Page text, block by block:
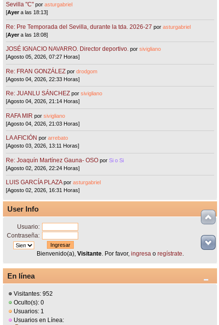
Sevilla "C"porasturgabriel
[Ayera las 18:13]
Re: Pre Temporada del Sevilla, durante la tda. 2026-27 porasturgabriel
[Ayera las 18:08]
JOSÉ IGNACIO NAVARRO. Director deportivo. porsivigliano
[Agosto 05, 2026, 07:27 Horas]
Re: FRAN GONZÁLEZ pordrodgom
[Agosto 04, 2026, 22:33 Horas]
Re: JUANLU SÁNCHEZ porsivigliano
[Agosto 04, 2026, 21:14 Horas]
RAFA MIR porsivigliano
[Agosto 04, 2026, 21:03 Horas]
LA AFICIÓN porarrebato
[Agosto 03, 2026, 13:11 Horas]
Re: Joaquín Martínez Gauna- OSO porSi o Si
[Agosto 02, 2026, 22:24 Horas]
LUIS GARCÍA PLAZA porasturgabriel
[Agosto 02, 2026, 16:31 Horas]
User Info
Usuario:
Contraseña:
Bienvenido(a), Visitante. Por favor, ingresao regístrate.
En línea
Visitantes: 952
Oculto(s): 0
Usuarios: 1
Usuarios en Línea: